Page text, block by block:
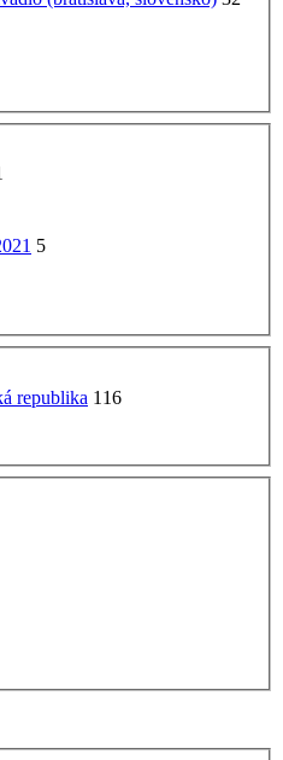
5
republika 116